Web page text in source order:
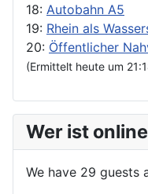
18: Autobahn A5
19: Rhein als
20: Öffentlicher
(Ermittelt heute um
Wer ist online
We have 29 guests